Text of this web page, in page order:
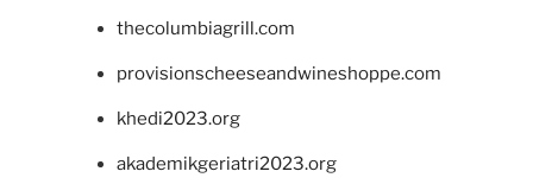
thecolumbiagrill.com
provisionscheeseandwineshoppe.com
khedi2023.org
akademikgeriatri2023.org